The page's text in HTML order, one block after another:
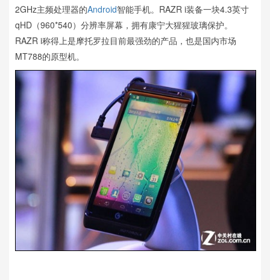
2GHz主频处理器的Android智能手机。RAZR i装备一块4.3英寸
qHD（960*540）分辨率屏幕，拥有康宁大猩猩玻璃保护。
RAZR i称得上是摩托罗拉目前最强劲的产品，也是国内市场
MT788的原型机。